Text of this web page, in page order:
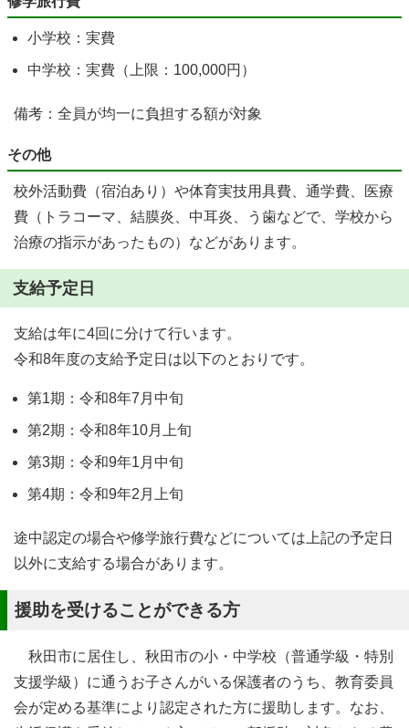
小学校：実費
中学校：実費（上限：100,000円）
備考：全員が均一に負担する額が対象
その他
校外活動費（宿泊あり）や体育実技用具費、通学費、医療
費（トラコーマ、結膜炎、中耳炎、う歯などで、学校から
治療の指示があったもの）などがあります。
支給予定日
支給は年に4回に分けて行います。
令和8年度の支給予定日は以下のとおりです。
第1期：令和8年7月中旬
第2期：令和8年10月上旬
第3期：令和9年1月中旬
第4期：令和9年2月上旬
途中認定の場合や修学旅行費などについては上記の予定日
以外に支給する場合があります。
援助を受けることができる方
秋田市に居住し、秋田市の小・中学校（普通学級・特別
支援学級）に通うお子さんがいる保護者のうち、教育委員
会が定める基準により認定された方に援助します。なお、